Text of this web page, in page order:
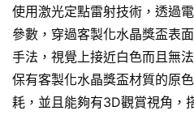
使用激光定點雷射技術，透過
參數，穿過客製化水晶獎盃表
手法，視覺上接近白色而且無
保有客製化水晶獎盃材質的原
耗，並且能夠有3D觀賞視角，